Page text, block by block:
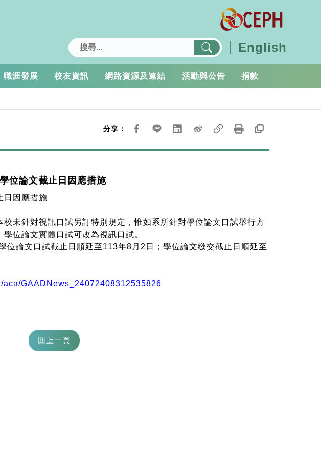
English
職涯發展 校友資訊 網路資源及連結 活動與公告 捐款
分享：
位論文截止日因應措施
日因應措施
未針對視訊口試另訂特別規定，惟如系所針對學位論文口試舉行方
位論文實體口試可改為視訊口試。
位論文口試截止日順延至113年8月2日；學位論文繳交截止日順延至
GAADNews_24072408312535826